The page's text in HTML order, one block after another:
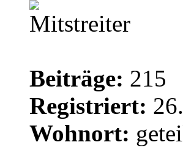
Beiträge: 215
Registriert:
Wohnort: